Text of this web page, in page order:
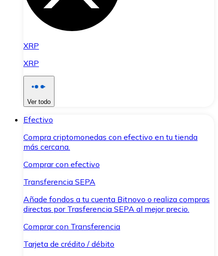
XRP
XRP
Ver todo
Efectivo
Compra criptomonedas con efectivo en tu tienda
más cercana.
Comprar con efectivo
Transferencia SEPA
Añade fondos a tu cuenta Bitnovo o realiza compras
directas por Trasferencia SEPA al mejor precio.
Comprar con Transferencia
Tarjeta de crédito / débito